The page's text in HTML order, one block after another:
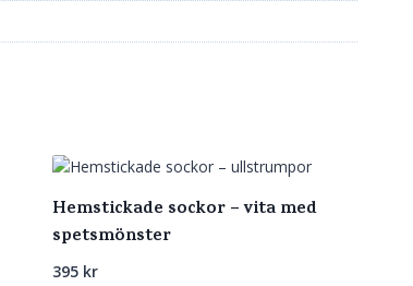
Hemstickade sockor – vita med
spetsmönster
395 kr